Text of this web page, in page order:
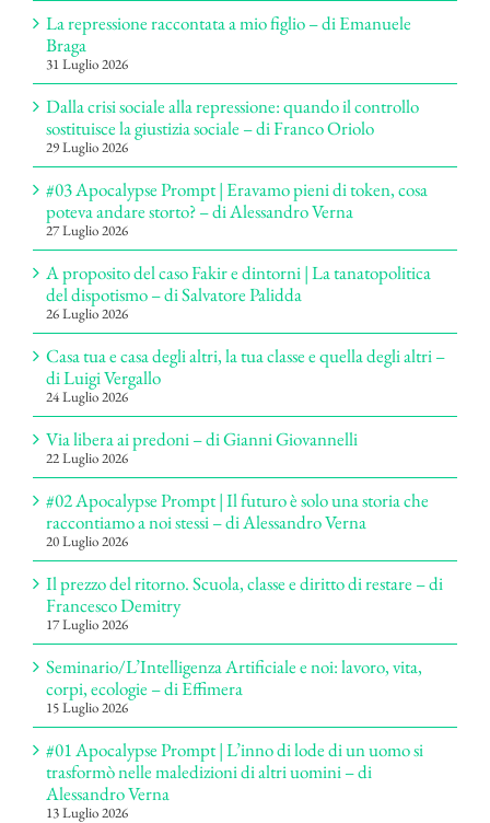
La repressione raccontata a mio figlio – di Emanuele
Braga
31 Luglio 2026
Dalla crisi sociale alla repressione: quando il controllo
sostituisce la giustizia sociale – di Franco Oriolo
29 Luglio 2026
#03 Apocalypse Prompt | Eravamo pieni di token, cosa
poteva andare storto? – di Alessandro Verna
27 Luglio 2026
A proposito del caso Fakir e dintorni | La tanatopolitica
del dispotismo – di Salvatore Palidda
26 Luglio 2026
Casa tua e casa degli altri, la tua classe e quella degli altri –
di Luigi Vergallo
24 Luglio 2026
Via libera ai predoni – di Gianni Giovannelli
22 Luglio 2026
#02 Apocalypse Prompt | Il futuro è solo una storia che
raccontiamo a noi stessi – di Alessandro Verna
20 Luglio 2026
Il prezzo del ritorno. Scuola, classe e diritto di restare – di
Francesco Demitry
17 Luglio 2026
Seminario/L’Intelligenza Artificiale e noi: lavoro, vita,
corpi, ecologie – di Effimera
15 Luglio 2026
#01 Apocalypse Prompt | L’inno di lode di un uomo si
trasformò nelle maledizioni di altri uomini – di
Alessandro Verna
13 Luglio 2026